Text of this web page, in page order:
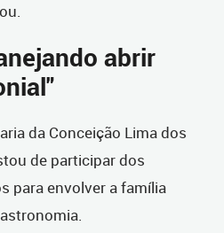
abrir
da Conceição Lima dos
de participar dos
para envolver a família